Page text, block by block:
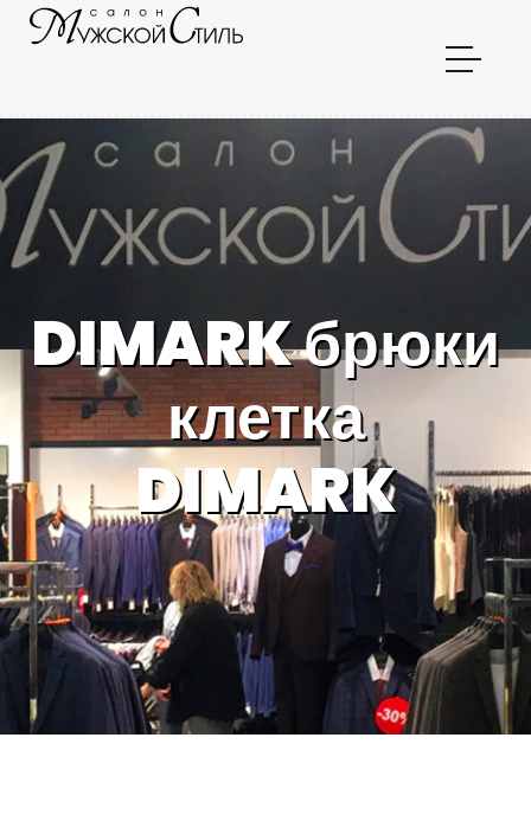
DIMARK брюки
клетка
DIMARK